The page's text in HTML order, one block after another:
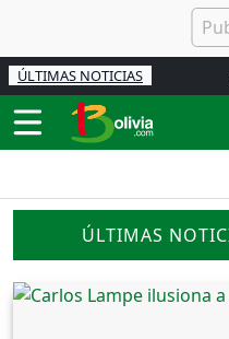
ÚLTIMAS NOTICIAS
ÚLTIMAS